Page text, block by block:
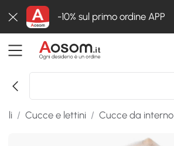
-10% sul primo ordine APP
/ Cucce e lettini / Cucce da interno